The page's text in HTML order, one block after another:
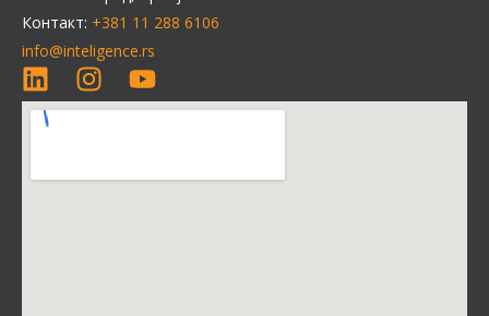
Контакт: +381 11 288 6106
info@inteligence.rs